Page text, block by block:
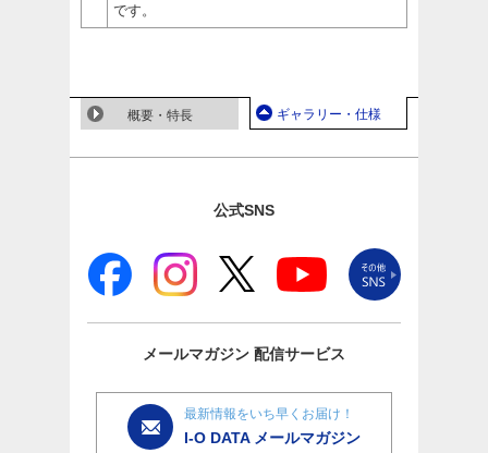
です。
概要・特長 ギャラリー・仕様
公式SNS
メールマガジン 配信サービス
最新情報をいち早くお届け！
I-O DATA メールマガジン